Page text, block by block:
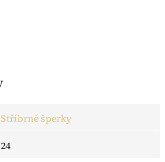
Stříbrné šperky
24